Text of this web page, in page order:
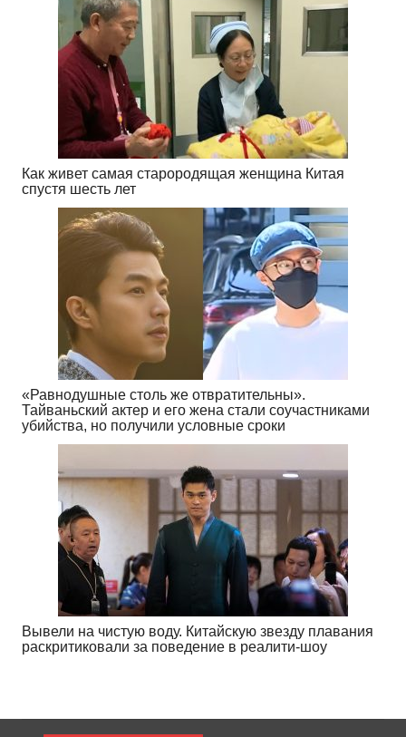
Как живет самая старородящая женщина Китая
спустя шесть лет
«Равнодушные столь же отвратительны».
Тайваньский актер и его жена стали соучастниками
убийства, но получили условные сроки
Вывели на чистую воду. Китайскую звезду плавания
раскритиковали за поведение в реалити-шоу